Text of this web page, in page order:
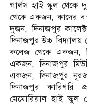
গার্লস হাই স্কুল থেকে
থেকে একজন, কাদের
দুজন, দিনাজপুর
দিনাজপুর উচ্চ
কলেজ থেকে একজন,
একজন, দিনাজপুর
একজন, দিনাজপুর
দিনাজপুর কারিগরি
মেমোরিয়াল হাই